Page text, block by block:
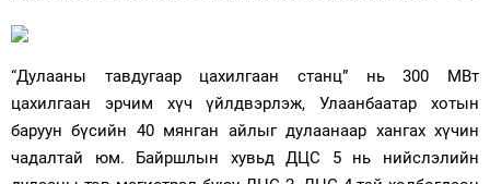
“Дулааны тавдугаар цахилгаан станц” нь 300 МВт
цахилгаан эрчим хүч үйлдвэрлэж, Улаанбаатар хотын
баруун бүсийн 40 мянган айлыг дулаанаар хангах хүчин
чадалтай юм. Байршлын хувьд ДЦС 5 нь нийслэлийн